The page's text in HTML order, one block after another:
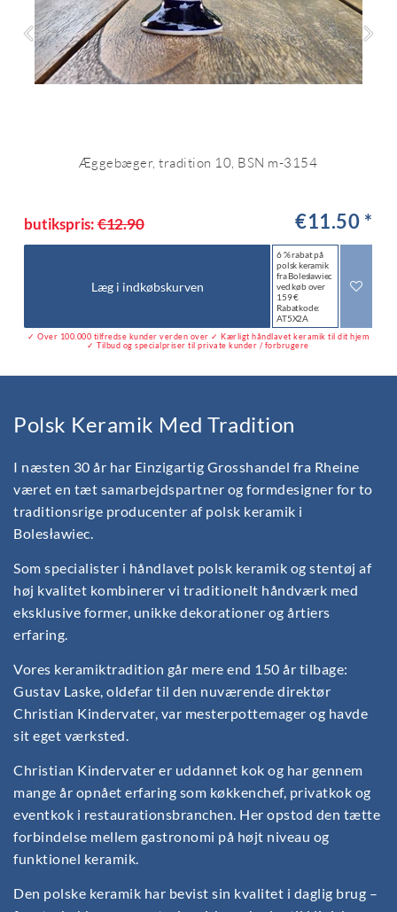
Æggebæger, tradition 10, BSN m-3154
butikspris:€12.90 €11.50 *
Læg i indkøbskurven
6 % rabat på
polsk keramik
fra Bolesławiec
ved køb over
159 €
Rabatkode:
AT5X2A
✓ Over 100.000 tilfredse kunder verden over ✓ Kærligt håndlavet keramik til dit hjem
✓ Tilbud og specialpriser til private kunder / forbrugere
Polsk Keramik Med Tradition
I næsten 30 år har Einzigartig Grosshandel fra Rheine
været en tæt samarbejdspartner og formdesigner for to
traditionsrige producenter af polsk keramik i
Bolesławiec.
Som specialister i håndlavet polsk keramik og stentøj af
høj kvalitet kombinerer vi traditionelt håndværk med
eksklusive former, unikke dekorationer og årtiers
erfaring.
Vores keramiktradition går mere end 150 år tilbage:
Gustav Laske, oldefar til den nuværende direktør
Christian Kindervater, var mesterpottemager og havde
sit eget værksted.
Christian Kindervater er uddannet kok og har gennem
mange år opnået erfaring som køkkenchef, privatkok og
eventkok i restaurationsbranchen. Her opstod den tætte
forbindelse mellem gastronomi på højt niveau og
funktionel keramik.
Den polske keramik har bevist sin kvalitet i daglig brug –